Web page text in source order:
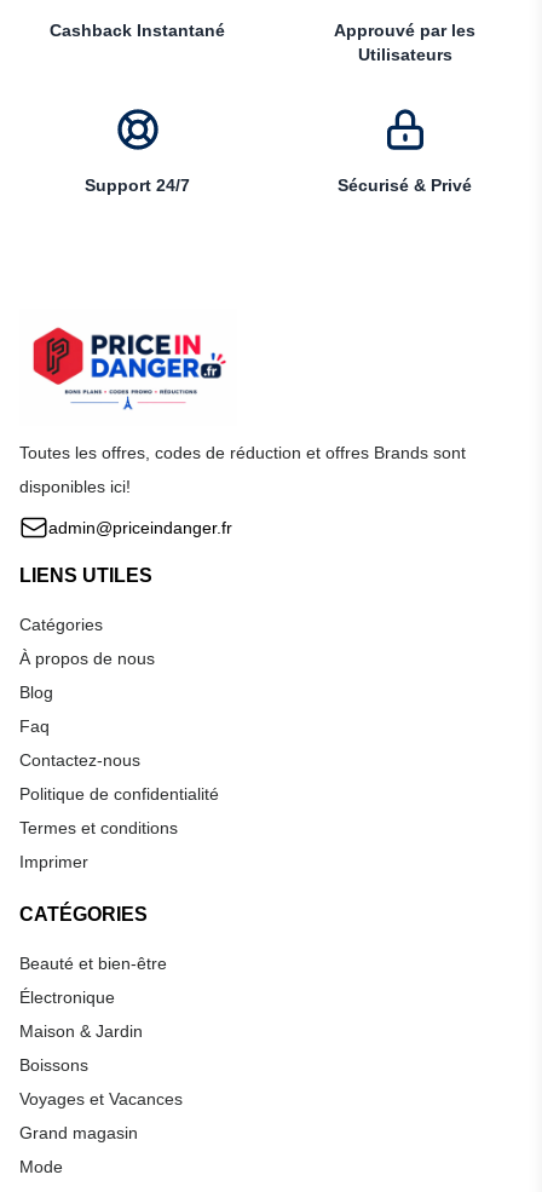
Cashback Instantané
Approuvé par les
Utilisateurs
Support 24/7 Sécurisé & Privé
Toutes les offres, codes de réduction et offres Brands sont
disponibles ici!
admin@priceindanger.fr
LIENS UTILES
Catégories
À propos de nous
Blog
Faq
Contactez-nous
Politique de confidentialité
Termes et conditions
Imprimer
CATÉGORIES
Beauté et bien-être
Électronique
Maison & Jardin
Boissons
Voyages et Vacances
Grand magasin
Mode